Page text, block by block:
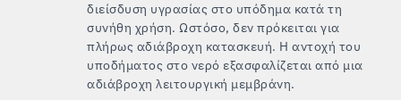
διείσδυση υγρασίας στο υπόδημα κατά τη
συνήθη χρήση. Ωστόσο, δεν πρόκειται για
πλήρως αδιάβροχη κατασκευή. Η αντοχή του
υποδήματος στο νερό εξασφαλίζεται από μια
αδιάβροχη λειτουργική μεμβράνη.